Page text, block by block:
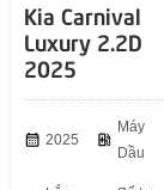
Kia Carnival
Luxury 2.2D
2025
calendar_month 2025 ev_station
Máy
Dầu